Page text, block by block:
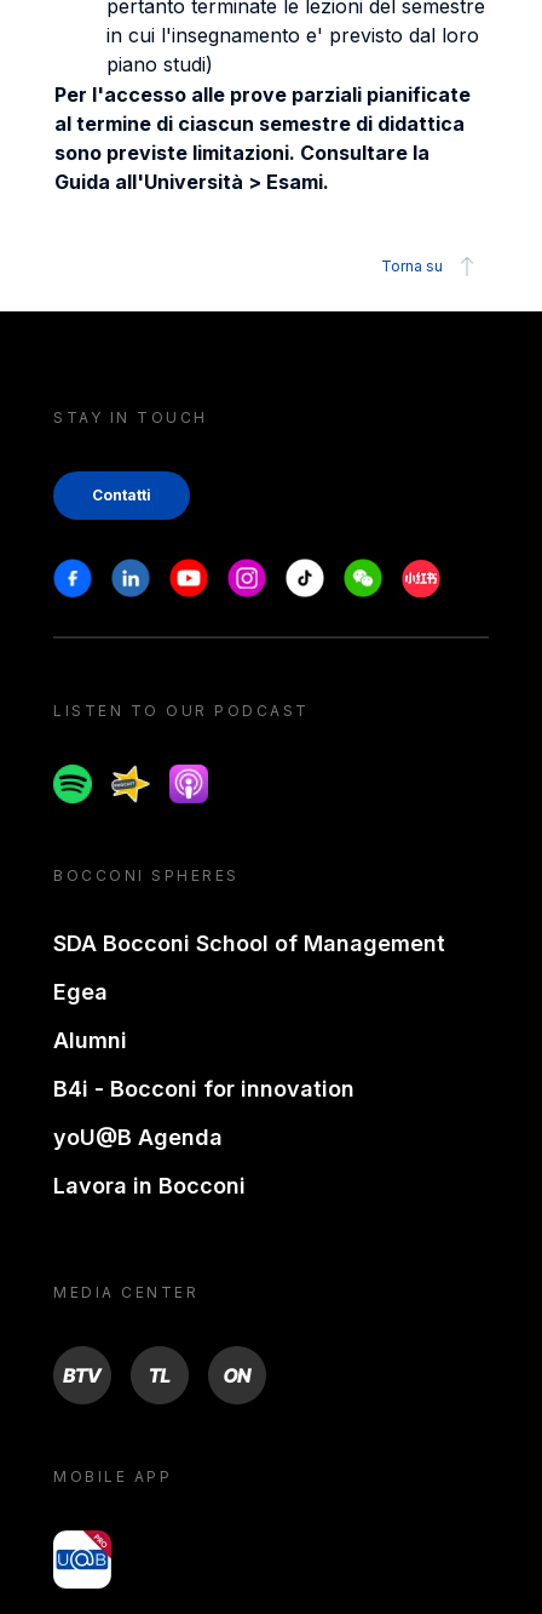
pertanto terminate le lezioni del semestre
in cui l'insegnamento e' previsto dal loro
piano studi)
Per l'accesso alle prove parziali pianificate
al termine di ciascun semestre di didattica
sono previste limitazioni. Consultare la
Guida all'Università > Esami.
Torna su
STAY IN TOUCH
Contatti
Stay in touch
FacebookLinkedinYoutubeInstagram
Tiktok WeechatXiaohongshu/
LISTEN TO OUR PODCAST
SpotifySpreakerApple podcast
BOCCONI SPHERES
SDA Bocconi School of Management
Egea
Alumni
B4i - Bocconi for innovation
yoU@B Agenda
Lavora in Bocconi
MEDIA CENTER
BTV TL ON
MOBILE APP
yoU@B